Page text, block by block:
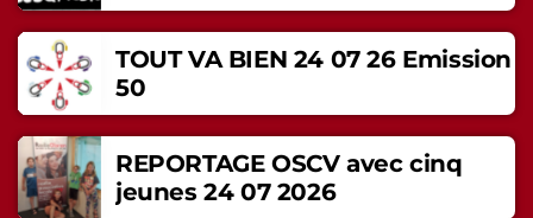
TOUT VA BIEN 24 07 26 Emission
50
REPORTAGE OSCV avec cinq
jeunes 24 07 2026